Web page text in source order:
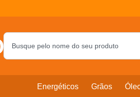
Energéticos Grãos